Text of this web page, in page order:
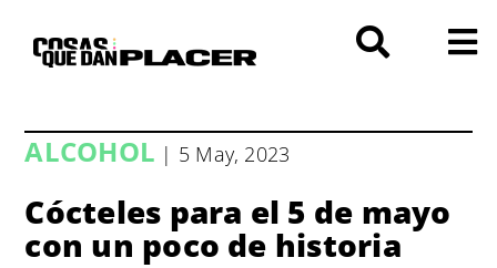
contenido
ALCOHOL | 5 May, 2023
Cócteles para el 5 de mayo
con un poco de historia